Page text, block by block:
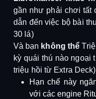
gần như phải chơi tất
dẫn đến việc bộ bài
30 lá)
Và bạn không thể
kỳ quái thú nào ngoại
triệu hồi từ Extra Deck)
Hạn chế này
với các engine